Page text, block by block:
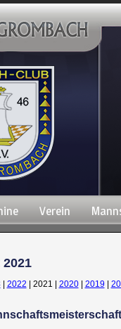
Verein
2022 | 2021 | 2020| 2019